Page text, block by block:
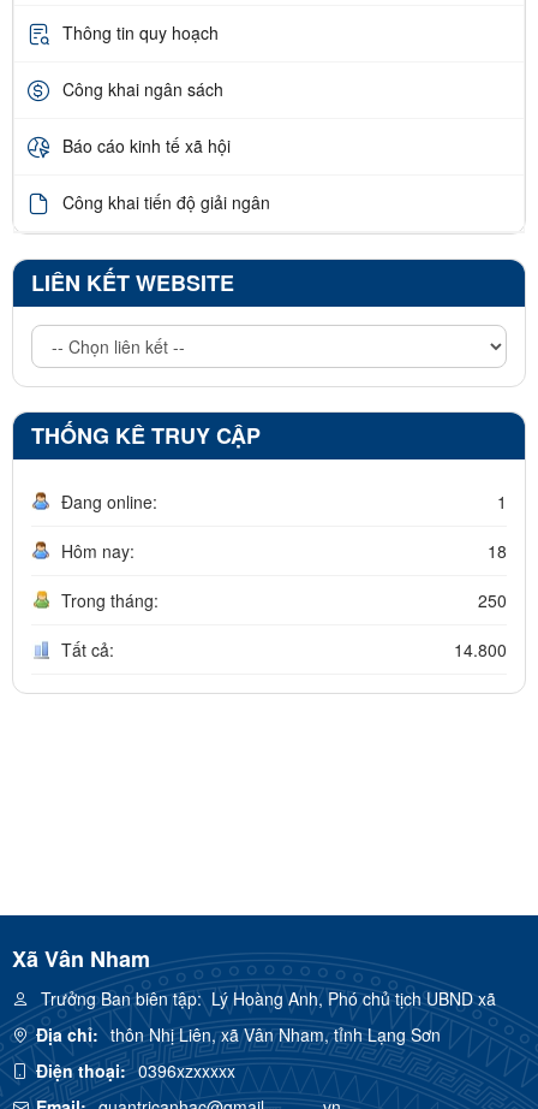
Thông tin quy hoạch
Công khai ngân sách
Báo cáo kinh tế xã hội
Công khai tiến độ giải ngân
LIÊN KẾT WEBSITE
THỐNG KÊ TRUY CẬP
Đang online: 1
Hôm nay: 18
Trong tháng: 250
Tất cả: 14.800
Xã Vân Nham
Trưởng Ban biên tập:Lý Hoàng Anh, Phó chủ tịch UBND xã
Địa chỉ: thôn Nhị Liên, xã Vân Nham, tỉnh Lạng Sơn
Điện thoại: 0396xzxxxxx